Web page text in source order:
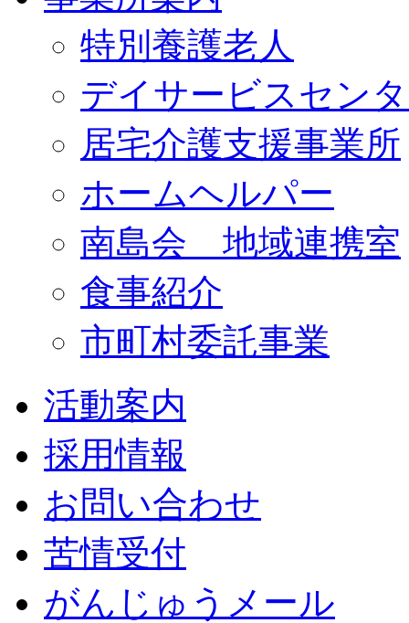
特別養護老人
デイサービスセン
居宅介護支援事業所
ホームヘルパー
南島会 地域連携室
食事紹介
市町村委託事業
活動案内
採用情報
お問い合わせ
苦情受付
がんじゅうメール